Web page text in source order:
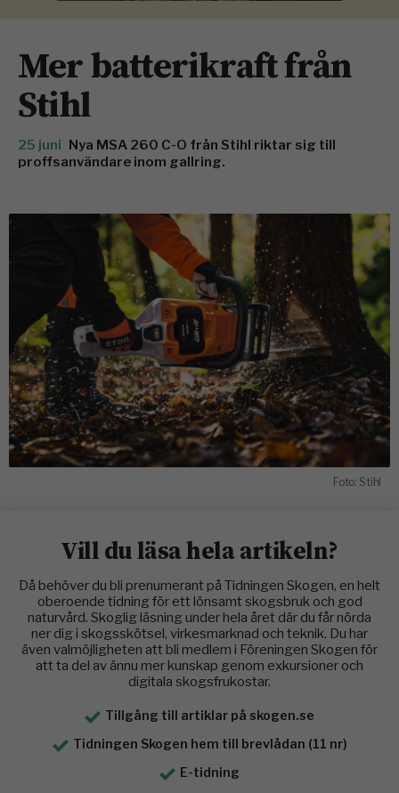
Mer batterikraft från
Stihl
25 juni Nya MSA 260 C-O från Stihl riktar sig till
proffsanvändare inom gallring.
Foto: Stihl
Vill du läsa hela artikeln?
Då behöver du bli prenumerant på Tidningen Skogen, en helt
oberoende tidning för ett lönsamt skogsbruk och god
naturvård. Skoglig läsning under hela året där du får nörda
ner dig i skogsskötsel, virkesmarknad och teknik. Du har
även valmöjligheten att bli medlem i Föreningen Skogen för
att ta del av ännu mer kunskap genom exkursioner och
digitala skogsfrukostar.
Tillgång till artiklar på skogen.se
Tidningen Skogen hem till brevlådan (11 nr)
E-tidning